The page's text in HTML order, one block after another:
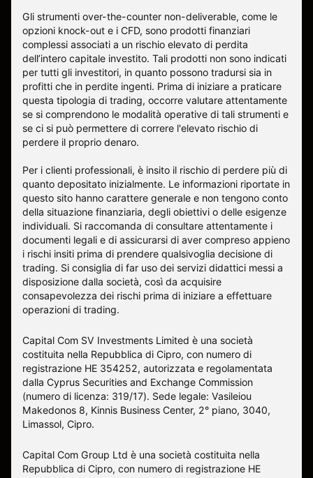
Gli strumenti over-the-counter non-deliverable, come le
opzioni knock-out e i CFD, sono prodotti finanziari
complessi associati a un rischio elevato di perdita
dell’intero capitale investito. Tali prodotti non sono indicati
per tutti gli investitori, in quanto possono tradursi sia in
profitti che in perdite ingenti. Prima di iniziare a praticare
questa tipologia di trading, occorre valutare attentamente
se si comprendono le modalità operative di tali strumenti e
se ci si può permettere di correre l'elevato rischio di
perdere il proprio denaro.
Per i clienti professionali, è insito il rischio di perdere più di
quanto depositato inizialmente. Le informazioni riportate in
questo sito hanno carattere generale e non tengono conto
della situazione finanziaria, degli obiettivi o delle esigenze
individuali. Si raccomanda di consultare attentamente i
documenti legali e di assicurarsi di aver compreso appieno
i rischi insiti prima di prendere qualsivoglia decisione di
trading. Si consiglia di far uso dei servizi didattici messi a
disposizione dalla società, così da acquisire
consapevolezza dei rischi prima di iniziare a effettuare
operazioni di trading.
Capital Com SV Investments Limited è una società
costituita nella Repubblica di Cipro, con numero di
registrazione HE 354252, autorizzata e regolamentata
dalla Cyprus Securities and Exchange Commission
(numero di licenza: 319/17). Sede legale: Vasileiou
Makedonos 8, Kinnis Business Center, 2° piano, 3040,
Limassol, Cipro.
Capital Com Group Ltd è una società costituita nella
Repubblica di Cipro, con numero di registrazione ΗΕ